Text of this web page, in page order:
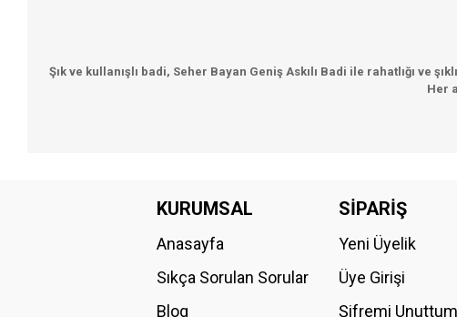
Şık ve kullanışlı badi, Seher Bayan Geniş Askılı Badi ile rahatlığı ve
Her
Ürün resmi kalitesiz, bozuk veya görüntülenemiyor.
KURUMSAL
Anasayfa
Sıkça Sorulan Sorular
Blog
SİPARİŞ
Yeni Üyelik
Üye Girişi
Şifremi Unuttum